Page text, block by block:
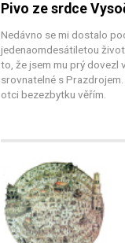
Pivo ze srdce
Nedávno se mi dostalo
jedenaomdesátiletou
to, že jsem mu prý dovezl
srovnatelné s
otci bezezbytku věřím.